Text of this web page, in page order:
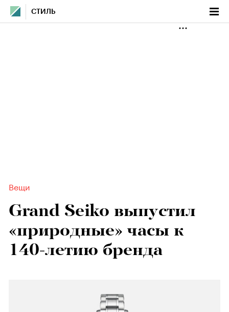
СТИЛЬ
Вещи
Grand Seiko выпустил
«природные» часы к
140-летию бренда